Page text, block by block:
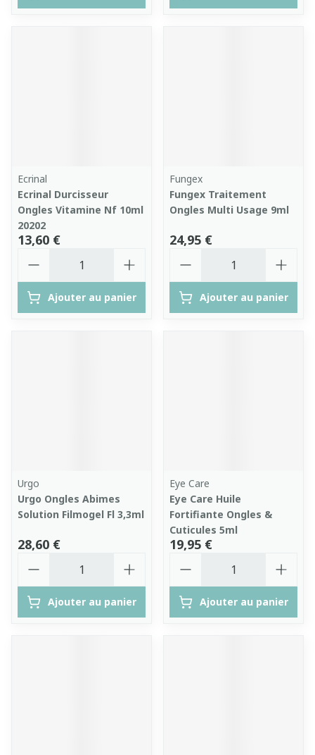
Ecrinal
Ecrinal Durcisseur
Ongles Vitamine Nf 10ml
20202
13,60 €
Ajouter au panier
Fungex
Fungex Traitement
Ongles Multi Usage 9ml
24,95 €
Ajouter au panier
Urgo
Urgo Ongles Abimes
Solution Filmogel Fl 3,3ml
28,60 €
Ajouter au panier
Eye Care
Eye Care Huile
Fortifiante Ongles &
Cuticules 5ml
19,95 €
Ajouter au panier